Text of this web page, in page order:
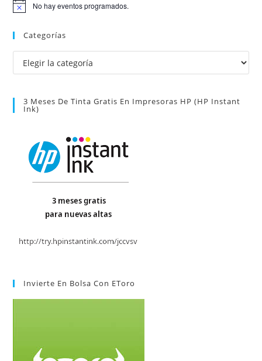
A
s
No hay eventos programados.
Categorías
Categorías
3 Meses De Tinta Gratis En Impresoras HP (HP Instant
Ink)
Invierte En Bolsa Con EToro